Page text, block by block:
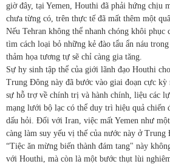
giờ đây, tại Yemen, Houthi đã phải hứng chịu
chưa từng có, trên thực tế đã mất thêm một
Nếu Tehran không thể nhanh chóng khôi phục
tìm cách loại bỏ những kẻ đào tẩu ẩn náu
thảm họa tương tự sẽ chỉ càng gia tăng.
Sự hy sinh tập thể của giới lãnh đạo Houthi
Trung Đông này đã bước vào giai đoạn cực kỳ
sự hỗ trợ về chính trị và hành chính, liệu các
mạng lưới bộ lạc có thể duy trì hiệu quả chiến
dấu hỏi. Đối với Iran, việc mất Yemen như
càng làm suy yếu vị thế của nước này ở Trung
“Tiệc ăn mừng biến thành đám tang" này
với Houthi, mà còn là một bước thụt lùi